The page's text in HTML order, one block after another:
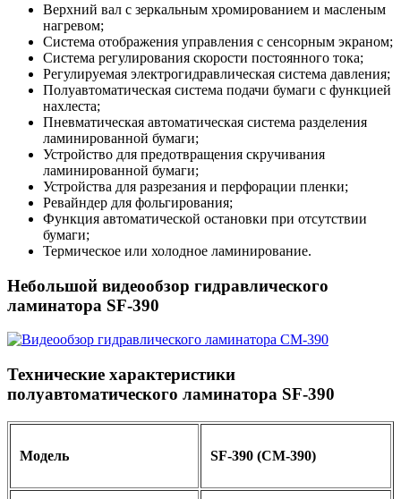
Верхний вал с зеркальным хромированием и масленым
нагревом;
Система отображения управления с сенсорным экраном;
Система регулирования скорости постоянного тока;
Регулируемая электрогидравлическая система давления;
Полуавтоматическая система подачи бумаги с функцией
нахлеста;
Пневматическая автоматическая система разделения
ламинированной бумаги;
Устройство для предотвращения скручивания
ламинированной бумаги;
Устройства для разрезания и перфорации пленки;
Ревайндер для фольгирования;
Функция автоматической остановки при отсутствии
бумаги;
Термическое или холодное ламинирование.
Небольшой видеообзор гидравлического
ламинатора SF-390
Технические характеристики
полуавтоматического ламинатора SF-390
Модель SF-390 (CM-390)